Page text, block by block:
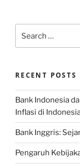
for:
RECENT POSTS
Bank Indonesia
Inflasi di
Bank Inggris:
Pengaruh